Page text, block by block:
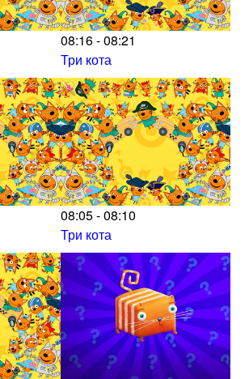
08:16 - 08:21
Три кота
08:05 - 08:10
Три кота